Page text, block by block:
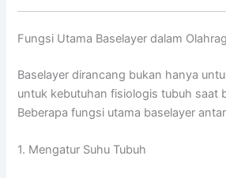
Fungsi Utama Baselayer dalam
Baselayer dirancang bukan hanya
untuk kebutuhan fisiologis tubuh saat
Beberapa fungsi utama baselayer
1. Mengatur Suhu Tubuh